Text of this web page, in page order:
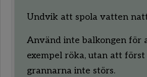
Undvik att spola vatten
Använd inte balkongen för
exempel röka, utan att
grannarna inte störs.